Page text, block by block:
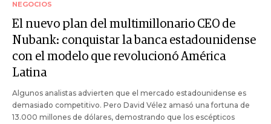
NEGOCIOS
El nuevo plan del multimillonario CEO de
Nubank: conquistar la banca estadounidense
con el modelo que revolucionó América
Latina
Algunos analistas advierten que el mercado estadounidense es
demasiado competitivo. Pero David Vélez amasó una fortuna de
13.000 millones de dólares, demostrando que los escépticos